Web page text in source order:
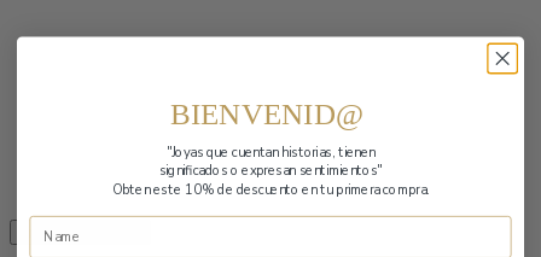
Toggle navigation
BIENVENID@
"Joyas que cuentan historias,tienen
significados o expresan sentimientos"
Obten este 10% de descuento en tu primera compra.